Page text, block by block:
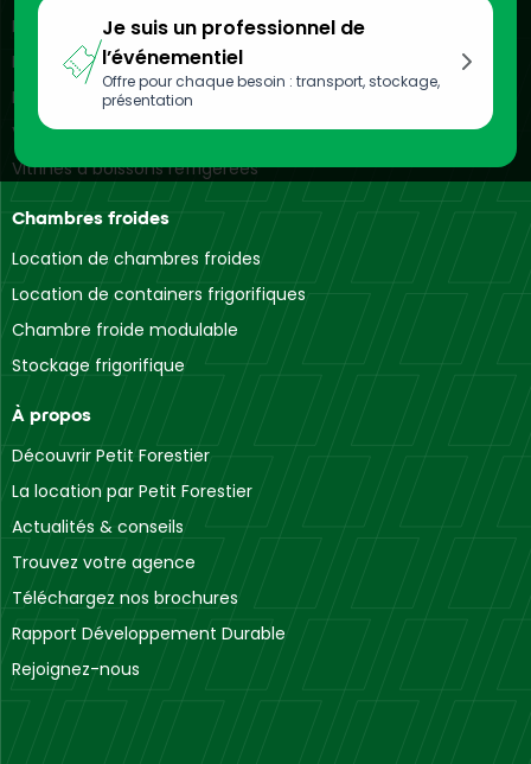
Je suis un professionnel de
l’événementiel
Offre pour chaque besoin : transport, stockage,
présentation
Location de vitrines réfrigérées
Location de bacs réfrigérés
Location d’armoires réfrigérées
Vitrines réfrigérées murales
Vitrines à boissons réfrigérées
Chambres froides
Location de chambres froides
Location de containers frigorifiques
Chambre froide modulable
Stockage frigorifique
À propos
Découvrir Petit Forestier
La location par Petit Forestier
Actualités & conseils
Trouvez votre agence
Téléchargez nos brochures
Rapport Développement Durable
Rejoignez-nous